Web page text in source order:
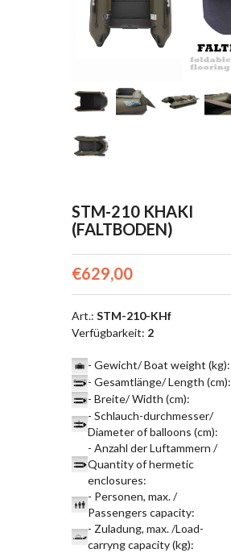
STM-210 KHAKI
(FALTBODEN)
€629,00
Art.: STM-210-KHf
Verfügbarkeit: 2
- Gewicht/ Boat weight (kg):
- Gesamtlänge/ Length (cm):
- Breite/ Width (cm):
- Schlauch-durchmesser/
Diameter of balloons (cm):
- Anzahl der Luftammern /
Quantity of hermetic
enclosures:
- Personen, max. /
Passengers capacity:
- Zuladung, max. /Load-
carryng capacity (kg):